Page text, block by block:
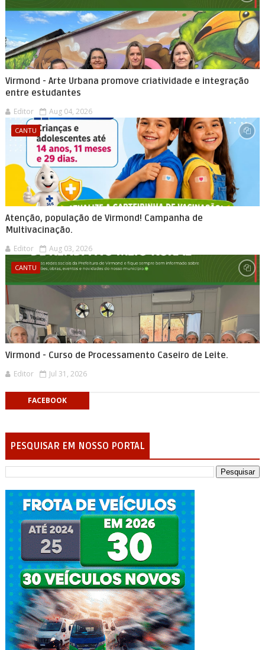
Virmond - Arte Urbana promove criatividade e integração
entre estudantes
Editor Aug 04, 2026
CANTU
Atenção, população de Virmond! Campanha de
Multivacinação.
Editor Aug 03, 2026
CANTU
Virmond - Curso de Processamento Caseiro de Leite.
Editor Jul 31, 2026
FACEBOOK
PESQUISAR EM NOSSO PORTAL